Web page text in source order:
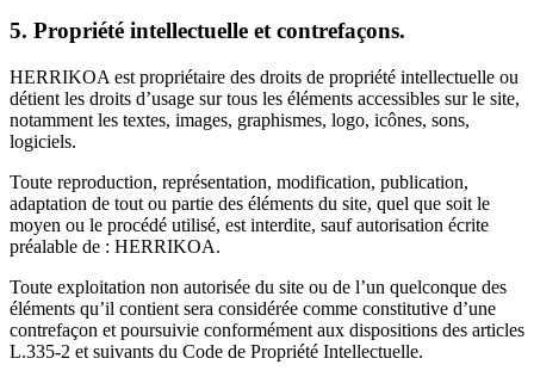
5. Propriété intellectuelle et contrefaçons.
HERRIKOA est propriétaire des droits de propriété intellectuelle ou
détient les droits d’usage sur tous les éléments accessibles sur le site,
notamment les textes, images, graphismes, logo, icônes, sons,
logiciels.
Toute reproduction, représentation, modification, publication,
adaptation de tout ou partie des éléments du site, quel que soit le
moyen ou le procédé utilisé, est interdite, sauf autorisation écrite
préalable de : HERRIKOA.
Toute exploitation non autorisée du site ou de l’un quelconque des
éléments qu’il contient sera considérée comme constitutive d’une
contrefaçon et poursuivie conformément aux dispositions des articles
L.335-2 et suivants du Code de Propriété Intellectuelle.